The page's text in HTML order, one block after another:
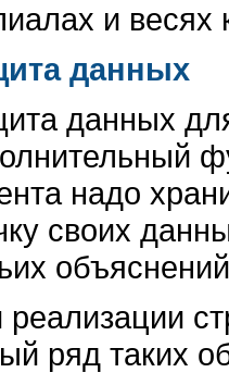
и весях
данных
данных
надо
своих
реализации
ряд таких